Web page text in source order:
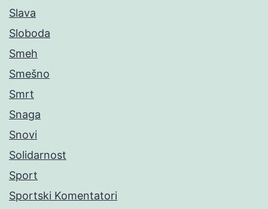
Slava
Sloboda
Smeh
Smešno
Smrt
Snaga
Snovi
Solidarnost
Sport
Sportski Komentatori